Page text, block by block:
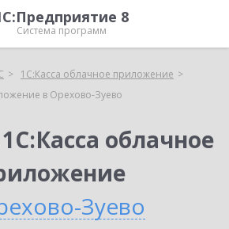
8
Система программ
1С:Касса облачное приложение
в Орехово-Зуево
облачное
Зуево